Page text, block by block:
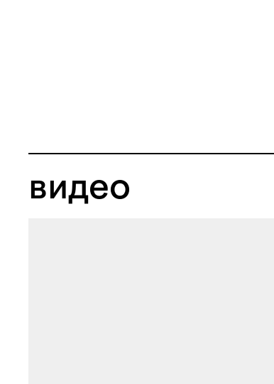
видео